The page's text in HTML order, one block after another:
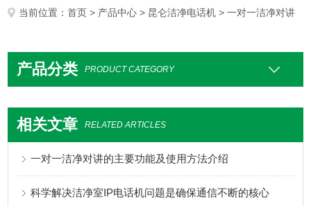
当前位置：首页 > 产品中心 > 昆仑洁净电话机 > 一对一洁净对讲
产品分类 PRODUCT CATEGORY
相关文章 RELATED ARTICLES
一对一洁净对讲的主要功能及使用方法介绍
科学解决洁净室IP电话机问题是确保通信不断的核心